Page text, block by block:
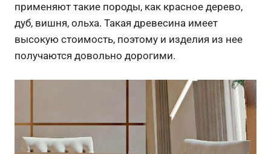
применяют такие породы, как красное дерево,
дуб, вишня, ольха. Такая древесина имеет
высокую стоимость, поэтому и изделия из нее
получаются довольно дорогими.